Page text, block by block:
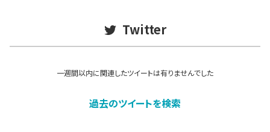
Twitter
一週間以内に関連したツイートは有りませんでした
過去のツイートを検索